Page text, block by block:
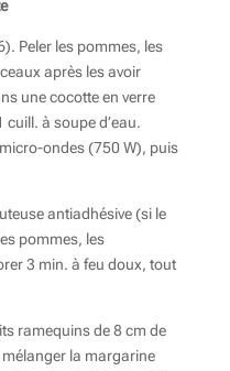
Peler les pommes, les
après les avoir
une cocotte en verre
cuill. à soupe d’eau.
ondes (750 W), puis
antiadhésive (si le
pommes, les
3 min. à feu doux, tout
ramequins de 8 cm de
la margarine